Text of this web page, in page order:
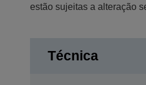
estão sujeitas a alteração
Técnica